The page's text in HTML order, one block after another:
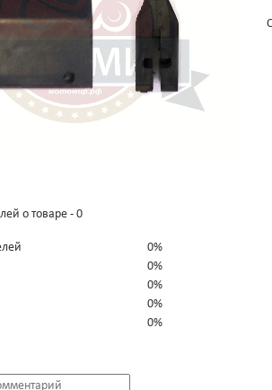
о товаре - 0
0%
0%
0%
0%
0%